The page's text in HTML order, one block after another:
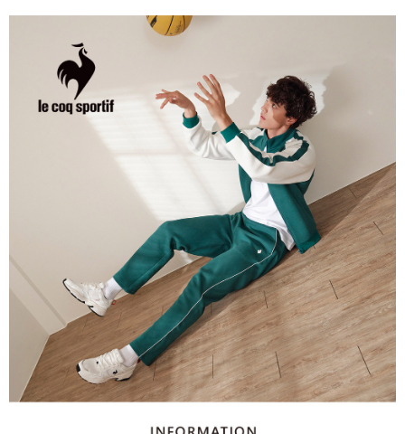
合、注文は自動的にキャンセルされます。「転専審査」に未通過の状況が
発生した場合は、システムの評価基準に達していないことを意味し、評価
内容についての説明はいたしかねます。
【支払い方法の説明】
1. 分割払いの金額は電信請求書に統合されず、「OP Pay Later」は毎月の
締め日後に支払いリマインダーのSMSを送信します。
2. SMSのリンクを通じて請求書を開いた後、「コンビニバーコード／台湾
大直営店舗／銀行振込／街口支払い／iPASS MONEY」などのチャネルで
1. 本サービスは「台湾大哥大株式会社」（以下「当社」といいます）によ
って提供され、ユーザーが取引時に本サービスを通じて商品やサービスを
購入できるようにし、店舗が売買／分割払い売買の債権を当社に譲渡した
後、契約に基づいて当社の請求書で帳款を支払うことになります。
2. 「OP Pay Later」を利用する契約関係の目的から、店舗はあなたの個人
情報（名前、電話または住所を含む）を台湾大哥大に提供し、収集、処理
および利用するために、当社があなた本人と分割請求書に必要な情報の確
認、照合および修正を行います。
3. 完全なユーザーサービス規約については、以下のリンクを参照してくだ
さい：
https://oppay.tw/userRule
4.ご注文が完了すると、携帯に支払い通知のSMSが届きます。アプリ会員
の場合は、AFTEE アプリプッシュ通知が届きます。
5.商品受け取り時のお支払いは不要です。商品を確かめてから、SMSまた
はアプリの通知に従って、4大コンビニ、またはATM/オンラインバンキン
グでお支払いください。
代金納付期限は最短で 14 日以内ですので、ご注意ください。AFTEE アプ
リをダウンロードして AFTEE 会員になるとお支払い期限を最長 45 日以内
お支払期限は、ショップが請求した期日と、AFTEEで延長できる日数をも
とに計算されます。AFTEEで注文すると、商品を受け取るまで支払い期限
を延長できますが、商品を期限内に受け取れない場合があります（例：予
約商品や商品到着日が比較的遅い商品）。そのため、商品到着の有無に関
わらず、AFTEEで指定された期限内にお支払いください。
二、支払い限度額
1.初回 AFTEEを ご利用の際に、認証結果及び当社の審査の結果に基づ
き、限度額が設定されます。
2.決済金額は最低NT$20です。
3.現在、台湾の会員のみご利用いただけます。
三、利用規約「AFTEE代金後払い」（以下当サービスという）はネットプ
ロテクションズ（以下 AFTEE という）が提供し、AFTEEが代金を徴収し
全家取貨付款
付款後全家取貨
付款後7-11取貨
送料無料
宅配
送料無料